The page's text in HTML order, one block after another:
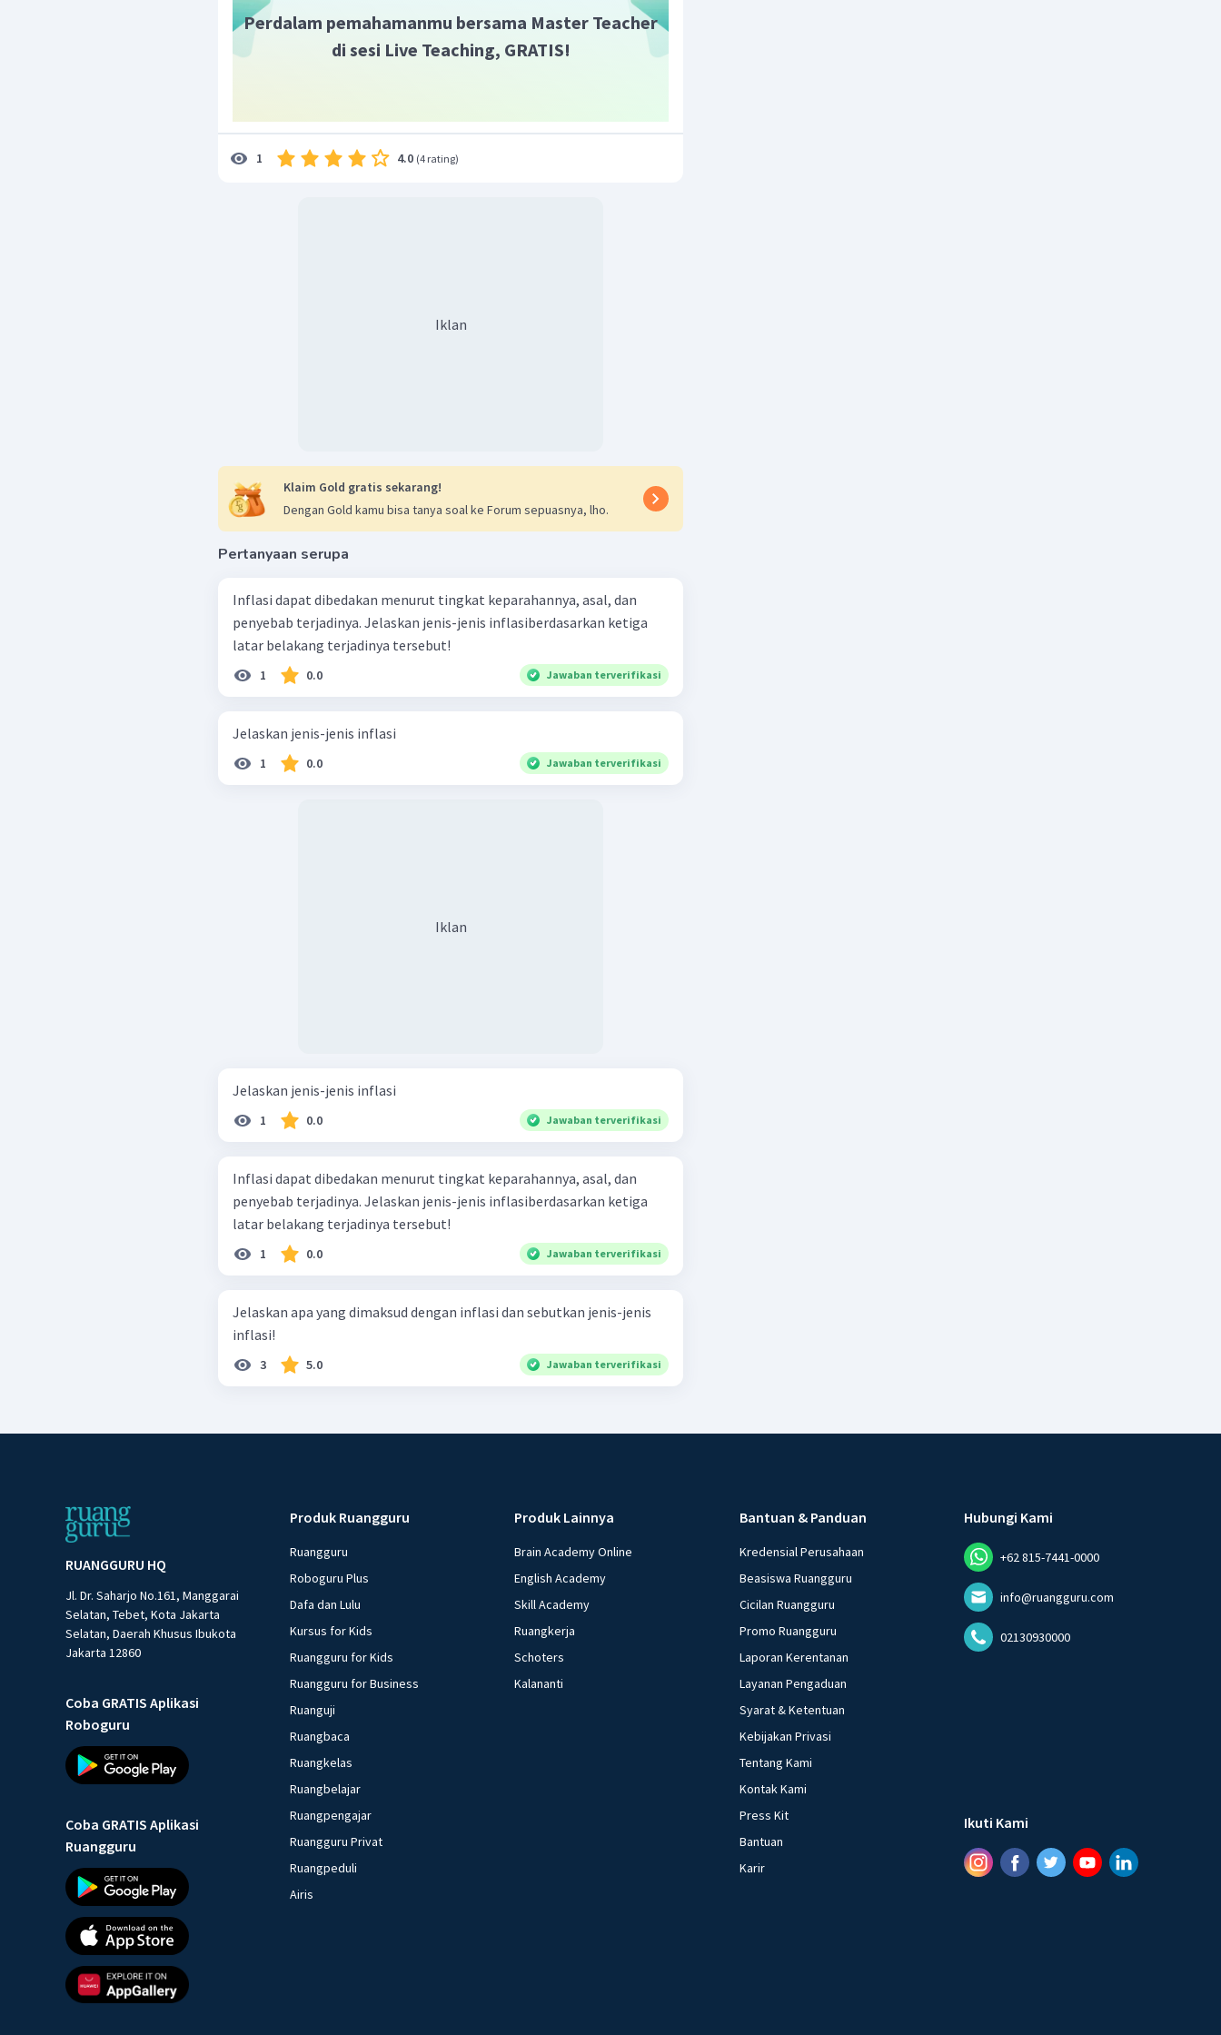
dikendalikan.
Inflasi sangat berat (hyperinflation ) inflasi ini sangat
600% di tahun 1998. Penyebabnya, karena terjadinya
pencetakan uang secara besar-besaran demi
memutuskan untuk membiayai APBN dengan
negara mitra dagang. Karena harga kebutuhan di luar
negeri meningkat, otomatis harga barang tersebut
menjadi tinggi.
Jenis Inflasi Berdasarkan Penyebabnya
Berdasarkan sebabnya terbagi menjadi 3 macam, yaitu:
Demand Pull Inflation
. Inflasi ini terjadi akibat adanya
dengan peningkatan jumlah penawaran produksi. Hal
tersebut mengakibatkan kenaikan harga barang
sesuai dengan hukum permintaan yakni apabila
faktor permintaan atau faktor penawaran.
Perdalam pemahamanmu bersama Master Teacher
di sesi Live Teaching, GRATIS!
1 4.0 (4 rating)
Iklan
Klaim Gold gratis sekarang!
Dengan Gold kamu bisa tanya soal ke Forum sepuasnya, lho.
Pertanyaan serupa
Inflasi dapat dibedakan menurut tingkat keparahannya, asal, dan
penyebab terjadinya. Jelaskan jenis-jenis inflasiberdasarkan ketiga
latar belakang terjadinya tersebut!
1 0.0 Jawaban terverifikasi
Jelaskan jenis-jenis inflasi
1 0.0 Jawaban terverifikasi
Iklan
Jelaskan jenis-jenis inflasi
1 0.0 Jawaban terverifikasi
Inflasi dapat dibedakan menurut tingkat keparahannya, asal, dan
penyebab terjadinya. Jelaskan jenis-jenis inflasiberdasarkan ketiga
latar belakang terjadinya tersebut!
1 0.0 Jawaban terverifikasi
Jelaskan apa yang dimaksud dengan inflasi dan sebutkan jenis-jenis
inflasi!
3 5.0 Jawaban terverifikasi
RUANGGURU HQ
Jl. Dr. Saharjo No.161, Manggarai
Selatan, Tebet, Kota Jakarta
Selatan, Daerah Khusus Ibukota
Jakarta 12860
Coba GRATIS Aplikasi
Roboguru
Coba GRATIS Aplikasi
Ruangguru
Produk Ruangguru
Ruangguru
Roboguru Plus
Dafa dan Lulu
Kursus for Kids
Ruangguru for Kids
Ruangguru for Business
Ruanguji
Ruangbaca
Ruangkelas
Ruangbelajar
Ruangpengajar
Ruangguru Privat
Ruangpeduli
Airis
Produk Lainnya
Brain Academy Online
English Academy
Skill Academy
Ruangkerja
Schoters
Kalananti
Bantuan & Panduan
Kredensial Perusahaan
Beasiswa Ruangguru
Cicilan Ruangguru
Promo Ruangguru
Laporan Kerentanan
Layanan Pengaduan
Syarat & Ketentuan
Kebijakan Privasi
Tentang Kami
Kontak Kami
Press Kit
Bantuan
Karir
Hubungi Kami
+62 815-7441-0000
info@ruangguru.com
02130930000
Ikuti Kami